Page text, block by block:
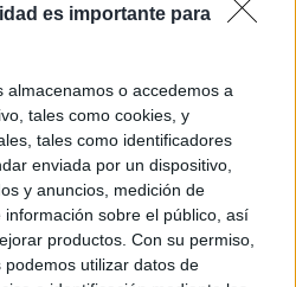
es importante para
almacenamos o accedemos a
tales como cookies, y
tales como identificadores
enviada por un dispositivo,
y anuncios, medición de
sobre el público, así
productos. Con su permiso,
utilizar datos de